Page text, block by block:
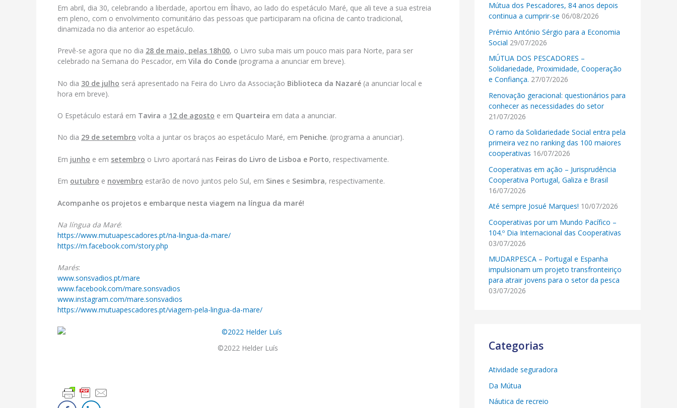
Em abril, dia 30, celebrando a liberdade, aportou em Ílhavo, ao lado do espetáculo Maré, que ali teve a sua estreia
em pleno, com o envolvimento comunitário das pessoas que participaram na oficina de canto tradicional,
dinamizada no dia anterior ao espetáculo.
Prevê-se agora que no dia 28 de maio, pelas 18h00, o Livro suba mais um pouco mais para Norte, para ser
celebrado na Semana do Pescador, em Vila do Conde (programa a anunciar em breve).
No dia 30 de julho será apresentado na Feira do Livro da Associação Biblioteca da Nazaré (a anunciar local e
hora em breve).
O Espetáculo estará em Tavira a 12 de agosto e em Quarteira em data a anunciar.
No dia 29 de setembro volta a juntar os braços ao espetáculo Maré, em Peniche. (programa a anunciar).
Em junho e em setembro o Livro aportará nas Feiras do Livro de Lisboa e Porto, respectivamente.
Em outubro e novembro estarão de novo juntos pelo Sul, em Sines e Sesimbra, respectivamente.
Acompanhe os projetos e embarque nesta viagem na língua da maré!
Na língua da Maré:
https://www.mutuapescadores.pt/na-lingua-da-mare/
https://m.facebook.com/story.php
Marés:
www.sonsvadios.pt/mare
www.facebook.com/mare.sonsvadios
www.instagram.com/mare.sonsvadios
https://www.mutuapescadores.pt/viagem-pela-lingua-da-mare/
©2022 Helder Luís
f
o
r
:
Mútua dos Pescadores, 84 anos depois
continua a cumprir-se 06/08/2026
Prémio António Sérgio para a Economia
Social 29/07/2026
MÚTUA DOS PESCADORES –
Solidariedade, Proximidade, Cooperação
e Confiança. 27/07/2026
Renovação geracional: questionários para
conhecer as necessidades do setor
21/07/2026
O ramo da Solidariedade Social entra pela
primeira vez no ranking das 100 maiores
cooperativas 16/07/2026
Cooperativas em ação – Jurisprudência
Cooperativa Portugal, Galiza e Brasil
16/07/2026
Até sempre Josué Marques! 10/07/2026
Cooperativas por um Mundo Pacífico –
104.º Dia Internacional das Cooperativas
03/07/2026
MUDARPESCA – Portugal e Espanha
impulsionam um projeto transfronteiriço
para atrair jovens para o setor da pesca
03/07/2026
Categorias
Atividade seguradora
Da Mútua
Náutica de recreio